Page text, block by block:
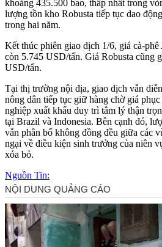
khoảng 435.500 bao, thấp nhất trong
lượng tồn kho Robusta tiếp tục dao
trong hai năm.
Kết thúc phiên giao dịch 1/6, giá cà-
còn 5.745 USD/tấn. Giá Robusta cũng
USD/tấn.
Tại thị trường nội địa, giao dịch vẫn
nông dân tiếp tục giữ hàng chờ giá
nghiệp xuất khẩu duy trì tâm lý thận
tại Brazil và Indonesia. Bên cạnh đó,
vẫn phân bổ không đồng đều giữa các
ngại về điều kiện sinh trưởng của niên
xóa bỏ.
Nguồn Tin: